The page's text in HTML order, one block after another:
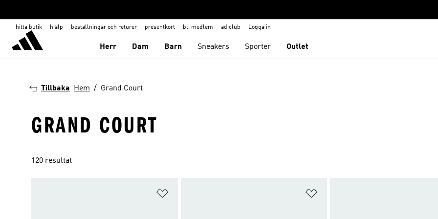
hitta butik hjälp beställningar och returer presentkort bli medlem adiclub Logga in
Herr Dam Barn Sneakers Sporter Outlet
Tillbaka Hem Grand Court
GRAND COURT
120 resultat